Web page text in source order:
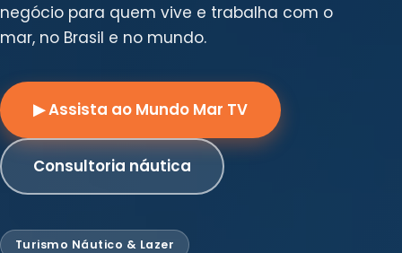
negócio para quem vive e trabalha com o
mar, no Brasil e no mundo.
▶ Assista ao Mundo Mar TV
Consultoria náutica
Turismo Náutico & Lazer